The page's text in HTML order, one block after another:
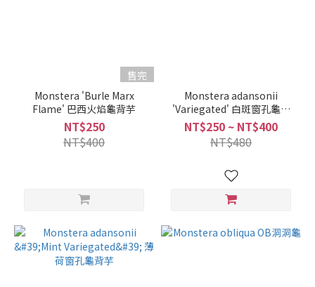
售完
Monstera 'Burle Marx
Flame' 巴西火焰龜背芋
NT$250
NT$400
Monstera adansonii
'Variegated' 白斑窗孔龜背
NT$250 ~ NT$400
NT$480